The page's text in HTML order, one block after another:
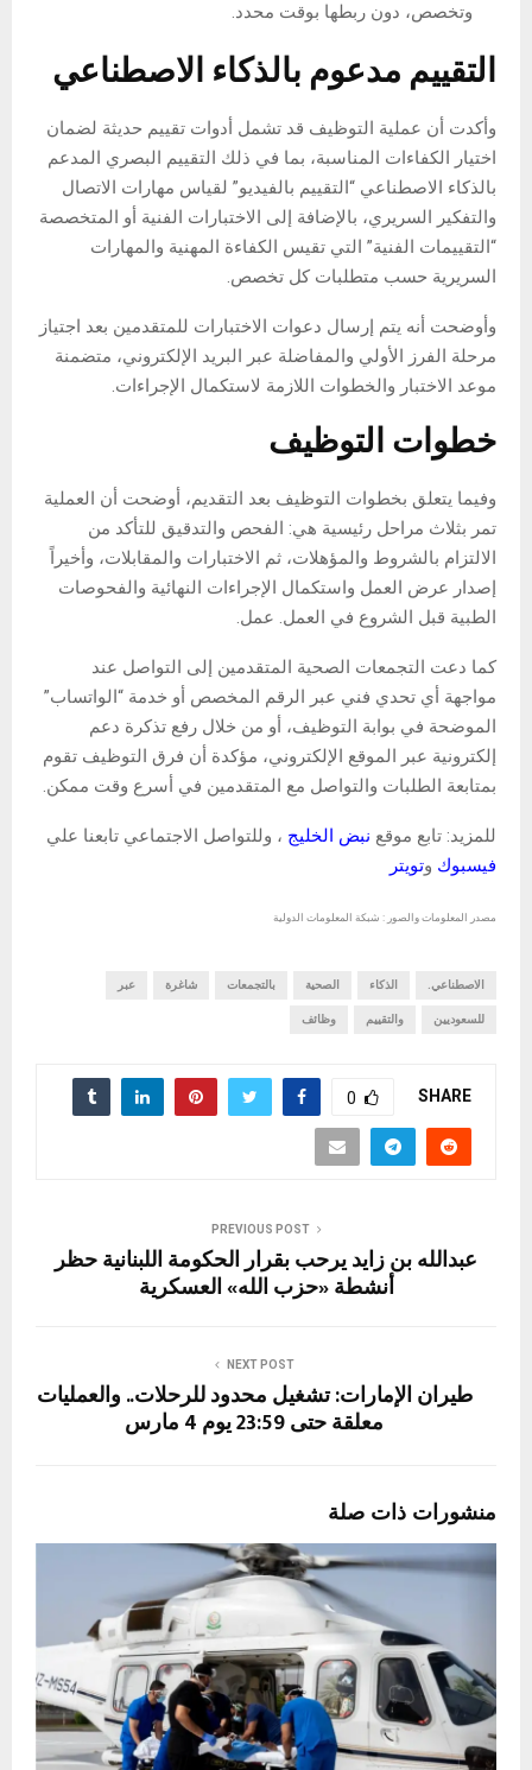
وتخصص، دون ربطها بوقت محدد.
التقييم مدعوم بالذكاء الاصطناعي
وأكدت أن عملية التوظيف قد تشمل أدوات تقييم حديثة لضمان
اختيار الكفاءات المناسبة، بما في ذلك التقييم البصري المدعم
بالذكاء الاصطناعي “التقييم بالفيديو” لقياس مهارات الاتصال
والتفكير السريري، بالإضافة إلى الاختبارات الفنية أو المتخصصة
“التقييمات الفنية” التي تقيس الكفاءة المهنية والمهارات
السريرية حسب متطلبات كل تخصص.
وأوضحت أنه يتم إرسال دعوات الاختبارات للمتقدمين بعد اجتياز
مرحلة الفرز الأولي والمفاضلة عبر البريد الإلكتروني، متضمنة
موعد الاختبار والخطوات اللازمة لاستكمال الإجراءات.
خطوات التوظيف
وفيما يتعلق بخطوات التوظيف بعد التقديم، أوضحت أن العملية
تمر بثلاث مراحل رئيسية هي: الفحص والتدقيق للتأكد من
الالتزام بالشروط والمؤهلات، ثم الاختبارات والمقابلات، وأخيراً
إصدار عرض العمل واستكمال الإجراءات النهائية والفحوصات
الطبية قبل الشروع في العمل. عمل.
كما دعت التجمعات الصحية المتقدمين إلى التواصل عند
مواجهة أي تحدي فني عبر الرقم المخصص أو خدمة “الواتساب”
الموضحة في بوابة التوظيف، أو من خلال رفع تذكرة دعم
إلكترونية عبر الموقع الإلكتروني، مؤكدة أن فرق التوظيف تقوم
بمتابعة الطلبات والتواصل مع المتقدمين في أسرع وقت ممكن.
للمزيد: تابع موقع نبض الخليج ، وللتواصل الاجتماعي تابعنا علي
فيسبوك وتويتر
مصدر المعلومات والصور : شبكة المعلومات الدولية
الاصطناعي. الذكاء الصحية بالتجمعات شاغرة عبر
للسعوديين والتقييم وظائف
SHARE
0
PREVIOUS POST
عبدالله بن زايد يرحب بقرار الحكومة اللبنانية حظر
أنشطة «حزب الله» العسكرية
NEXT POST
طيران الإمارات: تشغيل محدود للرحلات.. والعمليات
معلقة حتى 23:59 يوم 4 مارس
منشورات ذات صلة